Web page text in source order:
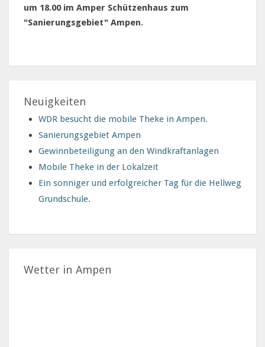
um 18.00 im Amper Schützenhaus zum
"Sanierungsgebiet" Ampen.
Neuigkeiten
WDR besucht die mobile Theke in Ampen.
Sanierungsgebiet Ampen
Gewinnbeteiligung an den Windkraftanlagen
Mobile Theke in der Lokalzeit
Ein sonniger und erfolgreicher Tag für die Hellweg
Grundschule.
Wetter in Ampen